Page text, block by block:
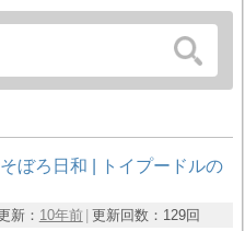
ぼろ日和 | トイプードルの
新： 10年前 更新回数： 129回